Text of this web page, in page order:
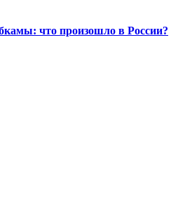
что произошло в России?